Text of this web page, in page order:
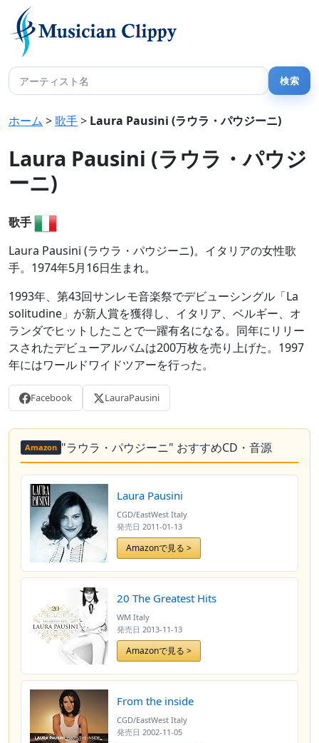
ホーム >歌手> Laura Pausini (ラウラ・パウジーニ)
Laura Pausini (ラウラ・パウジ
ーニ)
歌手
Laura Pausini (ラウラ・パウジーニ)。イタリアの女性歌
手。1974年5月16日生まれ。
1993年、第43回サンレモ音楽祭でデビューシングル「La
solitudine」が新人賞を獲得し、イタリア、ベルギー、オ
ランダでヒットしたことで一躍有名になる。同年にリリー
スされたデビューアルバムは200万枚を売り上げた。1997
年にはワールドワイドツアーを行った。
Facebook LauraPausini
Amazon "ラウラ・パウジーニ" おすすめCD・音源
Laura Pausini
CGD/EastWest Italy
発売日 2011-01-13
Amazonで見る >
20 The Greatest Hits
WM Italy
発売日 2013-11-13
Amazonで見る >
From the inside
CGD/EastWest Italy
発売日 2002-11-05